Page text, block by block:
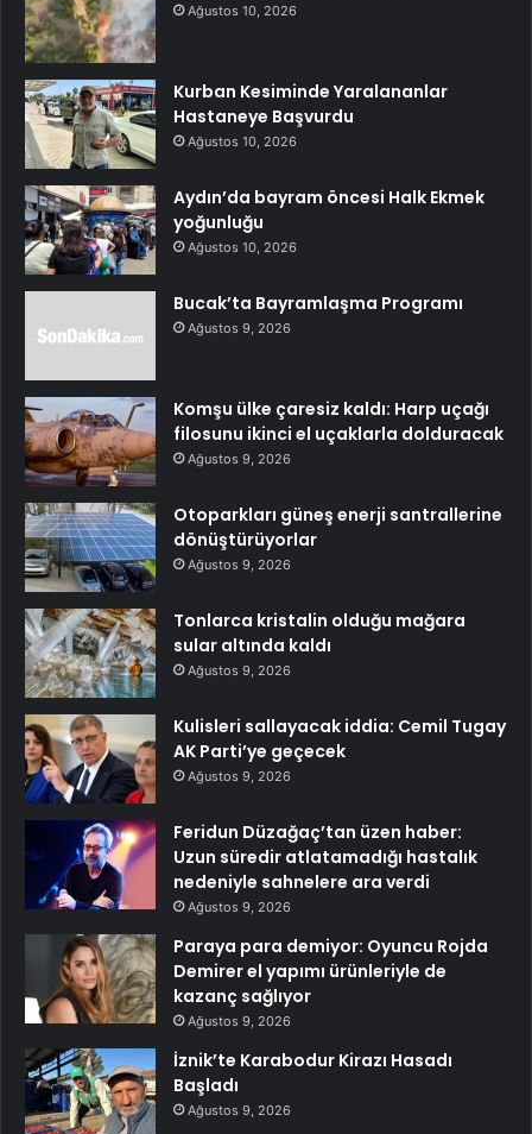
Ağustos 10, 2026
Kurban Kesiminde Yaralananlar
Hastaneye Başvurdu
Ağustos 10, 2026
Aydın’da bayram öncesi Halk Ekmek
yoğunluğu
Ağustos 10, 2026
Bucak’ta Bayramlaşma Programı
Ağustos 9, 2026
Komşu ülke çaresiz kaldı: Harp uçağı
filosunu ikinci el uçaklarla dolduracak
Ağustos 9, 2026
Otoparkları güneş enerji santrallerine
dönüştürüyorlar
Ağustos 9, 2026
Tonlarca kristalin olduğu mağara
sular altında kaldı
Ağustos 9, 2026
Kulisleri sallayacak iddia: Cemil Tugay
AK Parti’ye geçecek
Ağustos 9, 2026
Feridun Düzağaç’tan üzen haber:
Uzun süredir atlatamadığı hastalık
nedeniyle sahnelere ara verdi
Ağustos 9, 2026
Paraya para demiyor: Oyuncu Rojda
Demirer el yapımı ürünleriyle de
kazanç sağlıyor
Ağustos 9, 2026
İznik’te Karabodur Kirazı Hasadı
Başladı
Ağustos 9, 2026